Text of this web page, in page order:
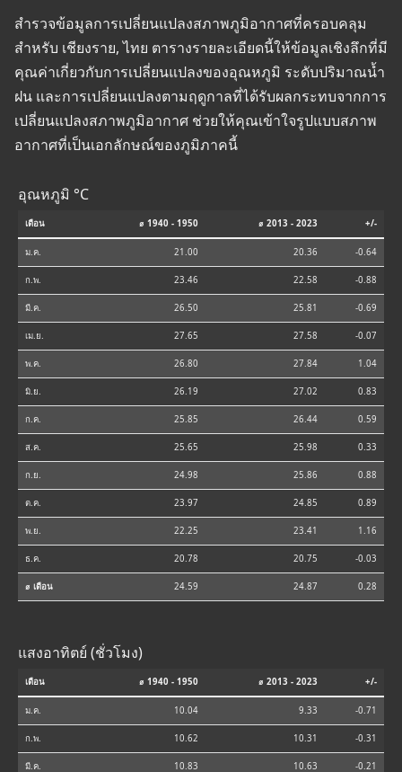
สำรวจข้อมูลการเปลี่ยนแปลงสภาพภูมิอากาศที่ครอบคลุม
สำหรับ เชียงราย, ไทย ตารางรายละเอียดนี้ให้ข้อมูลเชิงลึกที่มี
คุณค่าเกี่ยวกับการเปลี่ยนแปลงของอุณหภูมิ ระดับปริมาณน้ำ
ฝน และการเปลี่ยนแปลงตามฤดูกาลที่ได้รับผลกระทบจากการ
เปลี่ยนแปลงสภาพภูมิอากาศ ช่วยให้คุณเข้าใจรูปแบบสภาพ
อากาศที่เป็นเอกลักษณ์ของภูมิภาคนี้
อุณหภูมิ °C
เดือน ⌀ 1940 - 1950 ⌀ 2013 - 2023 +/-
ม.ค. 21.00 20.36 -0.64
ก.พ. 23.46 22.58 -0.88
มี.ค. 26.50 25.81 -0.69
เม.ย. 27.65 27.58 -0.07
พ.ค. 26.80 27.84 1.04
มิ.ย. 26.19 27.02 0.83
ก.ค. 25.85 26.44 0.59
ส.ค. 25.65 25.98 0.33
ก.ย. 24.98 25.86 0.88
ต.ค. 23.97 24.85 0.89
พ.ย. 22.25 23.41 1.16
ธ.ค. 20.78 20.75 -0.03
⌀ เดือน 24.59 24.87 0.28
แสงอาทิตย์ (ชั่วโมง)
เดือน ⌀ 1940 - 1950 ⌀ 2013 - 2023 +/-
ม.ค. 10.04 9.33 -0.71
ก.พ. 10.62 10.31 -0.31
มี.ค. 10.83 10.63 -0.21